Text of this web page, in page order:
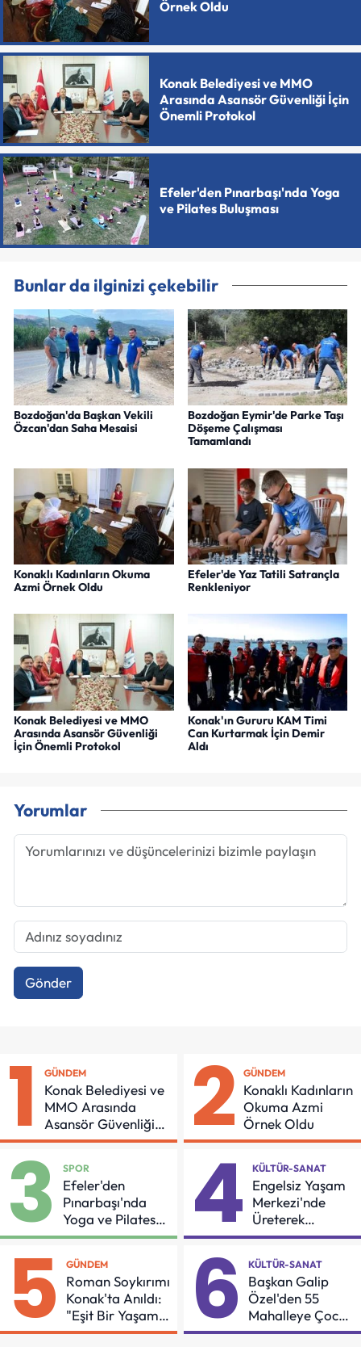
Örnek Oldu
Konak Belediyesi ve MMO
Arasında Asansör Güvenliği İçin
Önemli Protokol
Efeler'den Pınarbaşı'nda Yoga
ve Pilates Buluşması
Bunlar da ilginizi çekebilir
Bozdoğan'da Başkan Vekili
Özcan'dan Saha Mesaisi
Bozdoğan Eymir'de Parke Taşı
Döşeme Çalışması
Tamamlandı
Konaklı Kadınların Okuma
Azmi Örnek Oldu
Efeler'de Yaz Tatili Satrançla
Renkleniyor
Konak Belediyesi ve MMO
Arasında Asansör Güvenliği
İçin Önemli Protokol
Konak'ın Gururu KAM Timi
Can Kurtarmak İçin Demir
Aldı
Yorumlar
Gönder
1 GÜNDEM
Konak Belediyesi ve
MMO Arasında
Asansör Güvenliği
İçin Önemli Protokol
2 GÜNDEM
Konaklı Kadınların
Okuma Azmi
Örnek Oldu
3 SPOR
Efeler'den
Pınarbaşı'nda
Yoga ve Pilates
Buluşması
4 KÜLTÜR-SANAT
Engelsiz Yaşam
Merkezi'nde
Üreterek
Güçleniyorlar
5 GÜNDEM
Roman Soykırımı
Konak'ta Anıldı:
"Eşit Bir Yaşam
İçin Mücadeleyi
6 KÜLTÜR-SANAT
Başkan Galip
Özel'den 55
Mahalleye Çocuk
Şenliği